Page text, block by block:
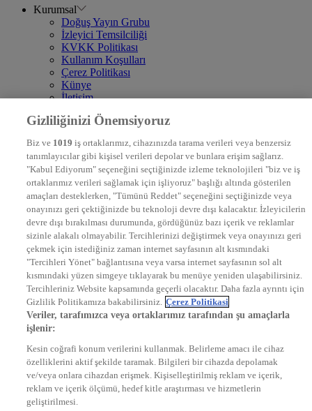
Kurumsal
Doğuş Yayın Grubu
İzleyici Temsilciliği
KVKK Politikası
Kullanım Koşulları
Çerez Politikası
Künye
İletişim
DYG Televizyonlar
STAR
EURO STAR
KRAL POP TV
DYG Radyolar
NTV RADYO
KRAL FM
KRAL POP
EKSEN
VOYAGE
DYG Dijital
ntv.com.tr
ntvspor.net
secim.ntv.com.tr
startv.com.tr
kralmuzik.com.tr
Gizliliğinizi Önemsiyoruz
Biz ve 1019 iş ortaklarımız, cihazınızda tarama verileri veya benzersiz
tanımlayıcılar gibi kişisel verileri depolar ve bunlara erişim sağlarız.
"Kabul Ediyorum" seçeneğini seçtiğinizde izleme teknolojileri "biz ve iş
ortaklarımız verileri sağlamak için işliyoruz" başlığı altında gösterilen
amaçları desteklerken, "Tümünü Reddet" seçeneğini seçtiğinizde veya
onayınızı geri çektiğinizde bu teknoloji devre dışı kalacaktır. İzleyicilerin
devre dışı bırakılması durumunda, gördüğünüz bazı içerik ve reklamlar
sizinle alakalı olmayabilir. Tercihlerinizi değiştirmek veya onayınızı geri
çekmek için istediğiniz zaman internet sayfasının alt kısmındaki
"Tercihleri Yönet" bağlantısına veya varsa internet sayfasının sol alt
kısmındaki yüzen simgeye tıklayarak bu menüye yeniden ulaşabilirsiniz.
Tercihleriniz Website kapsamında geçerli olacaktır. Daha fazla ayrıntı için
Gizlilik Politikamıza bakabilirsiniz. Çerez Politikasi
Veriler, tarafımızca veya ortaklarımız tarafından şu amaçlarla
işlenir:
Kesin coğrafi konum verilerini kullanmak. Belirleme amacı ile cihaz
özelliklerini aktif şekilde taramak. Bilgileri bir cihazda depolamak
ve/veya onlara cihazdan erişmek. Kişiselleştirilmiş reklam ve içerik,
reklam ve içerik ölçümü, hedef kitle araştırması ve hizmetlerin
geliştirilmesi.